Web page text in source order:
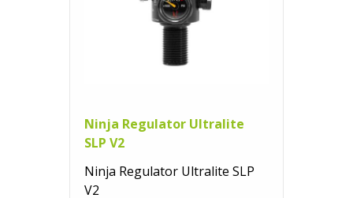
Ninja Regulator Ultralite
SLP V2
Ninja Regulator Ultralite SLP
V2